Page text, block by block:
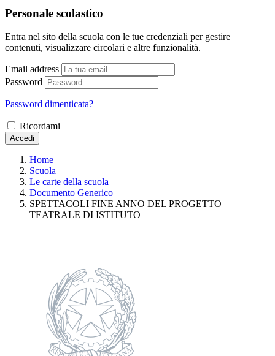
Personale scolastico
Entra nel sito della scuola con le tue credenziali per gestire
contenuti, visualizzare circolari e altre funzionalità.
Email address
Password
Password dimenticata?
Ricordami
Accedi
Home
Scuola
Le carte della scuola
Documento Generico
SPETTACOLI FINE ANNO DEL PROGETTO
TEATRALE DI ISTITUTO